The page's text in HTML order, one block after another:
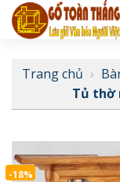
Bỏ
qua
dungTrang chủ ›
Tủ thờ
-18%